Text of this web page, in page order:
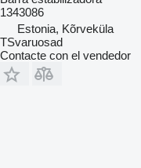
1343086
Estonia, Kõrveküla
TSvaruosad
Contacte con el vendedor